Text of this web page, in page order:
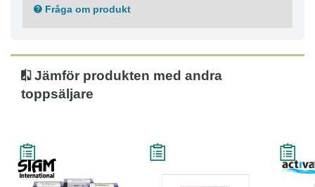
Vikt: 500 g
Fråga om produkt
Jämför produkten med andra
toppsäljare